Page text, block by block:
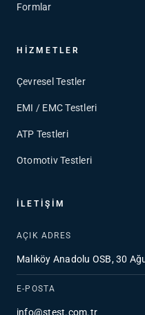
Formlar
HIZMETLER
Çevresel Testler
EMI / EMC Testleri
ATP Testleri
Otomotiv Testleri
İLETIŞIM
AÇIK ADRES
Malıköy Anadolu OSB, 30
E-POSTA
info@stest.com.tr